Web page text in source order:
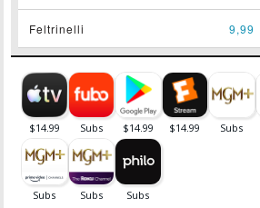
Feltrinelli 9,99